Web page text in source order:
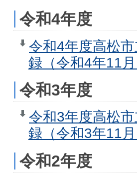
令和4年度
令和4年度高松
録（令和4年11
令和3年度
令和3年度高松
録（令和3年11
令和2年度